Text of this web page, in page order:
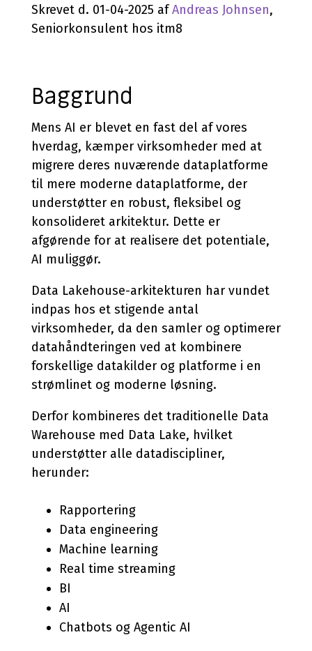
Skrevet d. 01-04-2025 afAndreas Johnsen,
Seniorkonsulent hos itm8
Baggrund
Mens AI er blevet en fast del af vores
hverdag, kæmper virksomheder med at
migrere deres nuværende dataplatforme
til mere moderne dataplatforme, der
understøtter en robust, fleksibel og
konsolideret arkitektur. Dette er
afgørende for at realisere det potentiale,
AI muliggør.
Data Lakehouse-arkitekturen har vundet
indpas hos et stigende antal
virksomheder, da den samler og optimerer
datahåndteringen ved at kombinere
forskellige datakilder og platforme i en
strømlinet og moderne løsning.
Derfor kombineres det traditionelle Data
Warehouse med Data Lake, hvilket
understøtter alle datadiscipliner,
herunder:
Rapportering
Data engineering
Machine learning
Real time streaming
BI
AI
Chatbots og Agentic AI